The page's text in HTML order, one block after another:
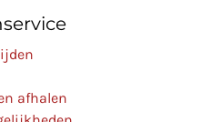
afhalen